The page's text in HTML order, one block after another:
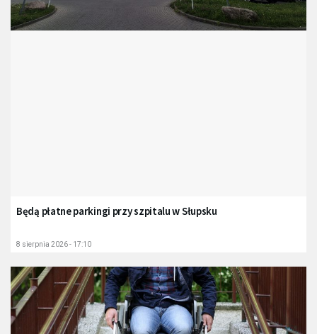
Będą płatne parkingi przy szpitalu w Słupsku
8 sierpnia 2026 - 17:10